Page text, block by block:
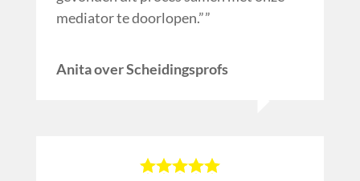
mediator te doorlopen.”
Anita over Scheidingsprofs